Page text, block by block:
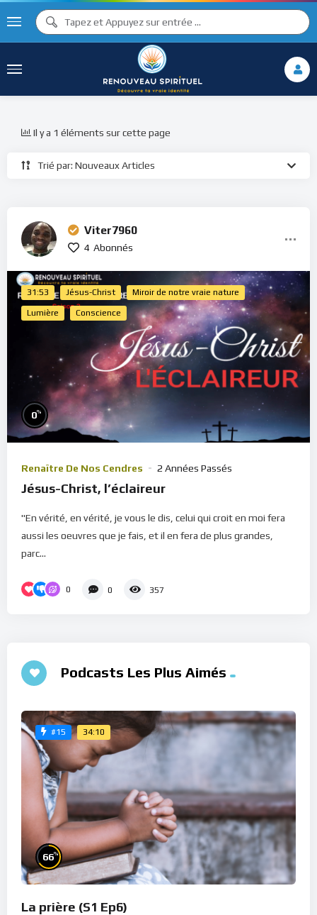
Trié par: Nouveaux Articles
Il y a 1 éléments sur cette page
Viter7960
4 Abonnés
31:53 Jésus-Christ Miroir de notre vraie nature
Lumière Conscience
0%
Renaître De Nos Cendres 2 Années Passés
Jésus-Christ, l’éclaireur
"En vérité, en vérité, je vous le dis, celui qui croit en moi fera
aussi les oeuvres que je fais, et il en fera de plus grandes,
parc...
0 0 357
Podcasts Les Plus Aimés
#15 34:10
66%
La prière (S1 Ep6)